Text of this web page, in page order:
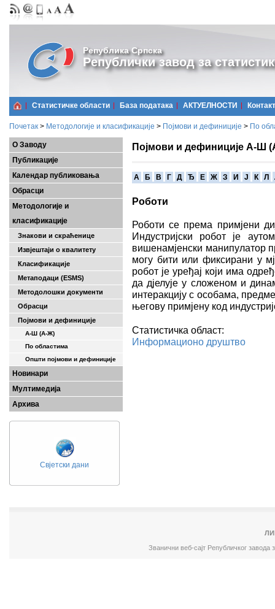
Република Српска
Републички завод за
Статистичке области Базa података АКТУЕЛНОСТИ Контакт
Почетак > Методологије и класификације > Појмови и дефиниције > По
О Заводу
Публикације
Календар публиковања
Обрасци
Методологије и
класификације
Знакови и скраћенице
Извјештаји о квалитету
Класификације
Метаподаци (ESMS)
Методолошки документи
Обрасци
Појмови и дефиниције
А-Ш (A-Ж)
По областима
Општи појмови и дефиниције
Новинари
Мултимедија
Архива
Свјетски дани
Појмови и дефиниције А-Ш
A Б В Г Д Ђ Е Ж З И Ј К Л
Роботи
Роботи се према примјени
Индустријски робот је
вишенамјенски манипулатор
могу бити или фиксирани у
робот је уређај који има
да дјелује у сложеном и
интеракцију с особама,
његову примјену код
Статистичка област:
Информационо друштво
Званични веб-сајт Републичког